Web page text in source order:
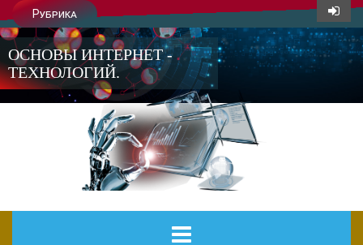
Рубрика
ОСНОВЫ ИНТЕРНЕТ -
ТЕХНОЛОГИЙ.